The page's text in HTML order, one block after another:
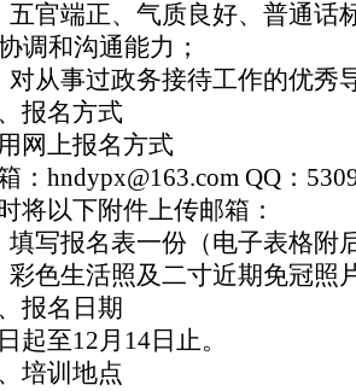
官端正、气质良好、普通话
调和沟通能力；
从事过政务接待工作的优秀
报名方式
网上报名方式
： hndypx@163.com QQ：
将以下附件上传邮箱：
写报名表一份（电子表格附
色生活照及二寸近期免冠照
报名日期
起至12月14日止。
培训地点